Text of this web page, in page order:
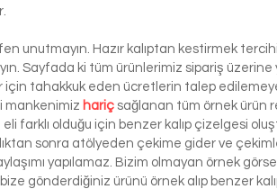
unutmayın. Hazır kalıptan kestirmek
Sayfada ki tüm ürünlerimiz sipariş
tahakkuk eden ücretlerin talep
mankenimiz hariç sağlanan tüm örnek ürün
farklı olduğu için benzer kalıp çizelgesi
sonra atölyeden çekime gider ve
yapılamaz. Bizim olmayan örnek
gönderdiğiniz ürünü örnek alıp benzer